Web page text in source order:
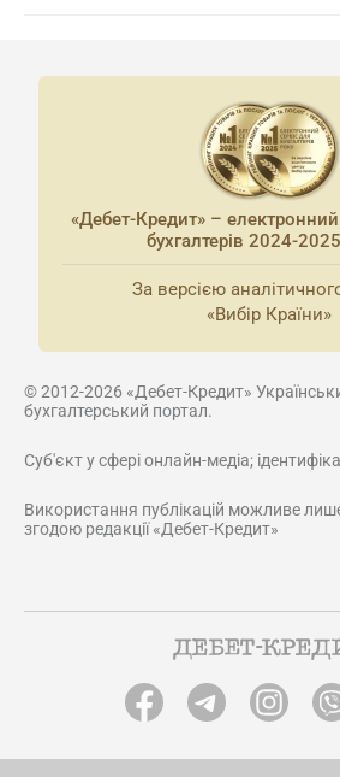
«Дебет-Кредит» –
бухгалтерів 2024-
За версією
«Вибір Країни»
© 2012-2026 «Дебет-Кредит»
бухгалтерський портал.
Суб'єкт у сфері онлайн-медіа;
Використання публікацій можливе
згодою редакції «Дебет-Кредит»